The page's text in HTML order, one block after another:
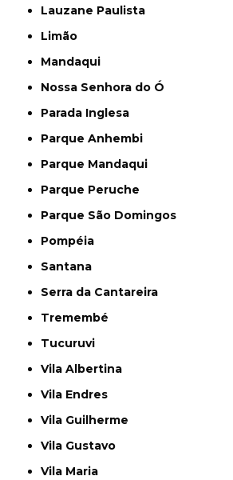
Lauzane Paulista
Limão
Mandaqui
Nossa Senhora do Ó
Parada Inglesa
Parque Anhembi
Parque Mandaqui
Parque Peruche
Parque São Domingos
Pompéia
Santana
Serra da Cantareira
Tremembé
Tucuruvi
Vila Albertina
Vila Endres
Vila Guilherme
Vila Gustavo
Vila Maria